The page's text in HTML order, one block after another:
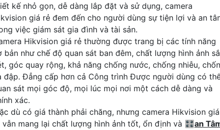
kế nhỏ gọn, dễ dàng lắp đặt và sử dụng, camera
giá rẻ đem đến cho người dùng sự tiện lợi và an
việc giám sát gia đình và tài sản.
Hikvision giá rẻ thường được trang bị các tính năng
bản như chế độ quan sát ban đêm, chất lượng hình ảnh
góc quay rộng, khả năng chống nước, chống nhiễu,
đập. Đẳng cấp hơn cả Công trình Được người dùng có
sát mọi góc độ, mọi lúc mọi nơi một cách dễ dàng và
xác.
dù có giá thành phải chăng, nhưng camera Hikvision giá
vẫn mang lại chất lượng hình ảnh tốt, ổn định và 🎛an